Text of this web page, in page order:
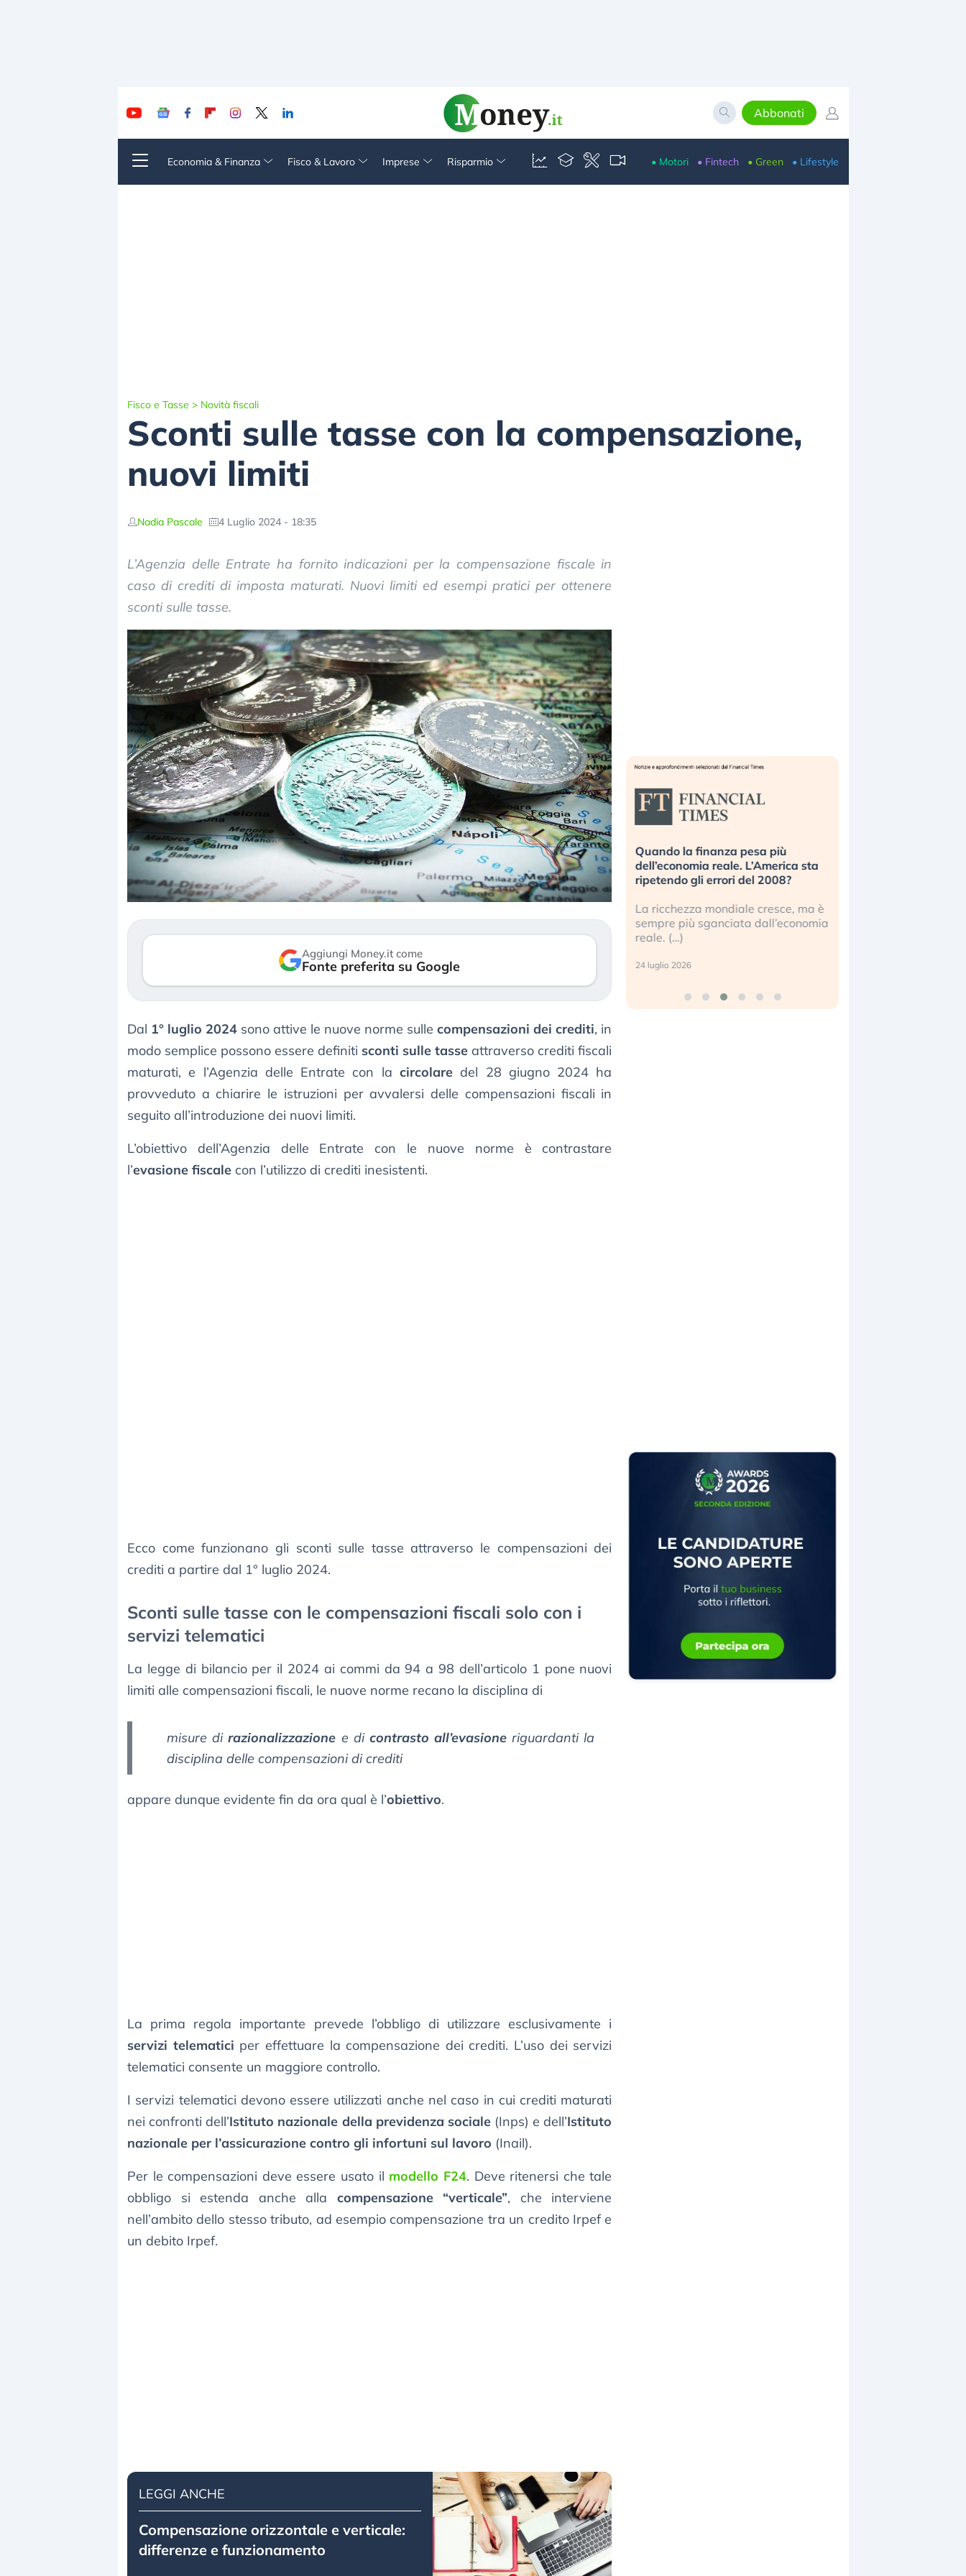
Abbonati
Economia & Finanza Fisco & Lavoro Imprese Risparmio • Motori • Fintech • Green • Lifestyle
Fisco e Tasse > Novità fiscali
Sconti sulle tasse con la compensazione,
nuovi limiti
Nadia Pascale 4 Luglio 2024 - 18:35
L’Agenzia delle Entrate ha fornito indicazioni per la compensazione fiscale in
caso di crediti di imposta maturati. Nuovi limiti ed esempi pratici per ottenere
sconti sulle tasse.
Aggiungi Money.it come
Fonte preferita su Google
Dal 1° luglio 2024 sono attive le nuove norme sullecompensazioni dei crediti, in
modo semplice possono essere definiti sconti sulle tasse attraverso crediti fiscali
maturati, e l’Agenzia delle Entrate con la circolaredel 28 giugno 2024 ha
provveduto a chiarire le istruzioni per avvalersi delle compensazioni fiscali in
seguito all’introduzione dei nuovi limiti.
L’obiettivo dell’Agenzia delle Entrate con le nuove norme è contrastare
l’evasione fiscale con l’utilizzo di crediti inesistenti.
Ecco come funzionano gli sconti sulle tasse attraverso le compensazioni dei
crediti a partire dal 1° luglio 2024.
Sconti sulle tasse con le compensazioni fiscali solo con i
servizi telematici
La legge di bilancio per il 2024 ai commi da 94 a 98 dell’articolo 1 pone nuovi
limiti alle compensazioni fiscali, le nuove norme recano la disciplina di
misure dirazionalizzazione e di contrasto all’evasione riguardanti la
disciplina delle compensazioni di crediti
appare dunque evidente fin da ora qual è l’obiettivo.
La prima regola importante prevede l’obbligo di utilizzare esclusivamente i
servizi telematici per effettuare la compensazione dei crediti. L’uso dei servizi
telematici consente un maggiore controllo.
I servizi telematici devono essere utilizzati anche nel caso in cui crediti maturati
nei confronti dell’Istituto nazionale della previdenza sociale(Inps) e dell’Istituto
nazionale per l’assicurazione contro gli infortuni sul lavoro (Inail).
Per le compensazioni deve essere usato il modello F24. Deve ritenersi che tale
obbligo si estenda anche alla compensazione “verticale”, che interviene
nell’ambito dello stesso tributo, ad esempio compensazione tra un credito Irpef e
un debito Irpef.
LEGGI ANCHE
Compensazione orizzontale e verticale:
differenze e funzionamento
Dalle valutazioni estreme alla
correzione. Cosa sta guidando il
repricing degli asset?
mostrando segni di stanchezza
verso le (…)
«La mia vita è rovinata». Investitori
in preda al panico dopo lo scoppio
della bolla AI
Kospi, mentre gli investitori retail (…)
30 luglio 2026
Quando la finanza pesa più
dell’economia reale. L’America sta
ripetendo gli errori del 2008?
La ricchezza mondiale cresce, ma è
sempre più sganciata dall’economia
reale. (…)
24 luglio 2026